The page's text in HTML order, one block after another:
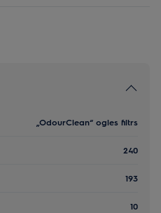
„OdourClean“ ogles filtrs
240
193
10